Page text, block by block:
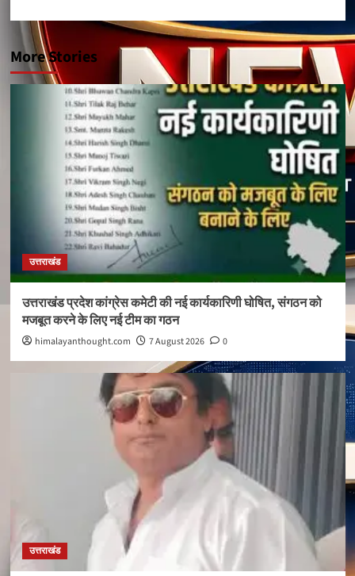
More Stories
उत्तराखंड
उत्तराखंड प्रदेश कांग्रेस कमेटी की नई कार्यकारिणी घोषित, संगठन को
मजबूत करने के लिए नई टीम का गठन
himalayanthought.com 7 August 2026 0
उत्तराखंड